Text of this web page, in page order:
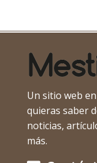
Un sitio web
quieras saber
noticias,
más.